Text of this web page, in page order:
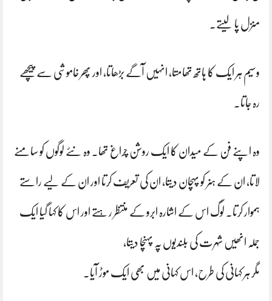
منزل پا لیتے۔
وسیم ہر ایک کا ہاتھ تھامتا، انہیں آگے بڑھاتا، اور پھر خاموشی سے پیچھے
رہ جاتا۔
وہ اپنے فن کے میدان کا ایک روشن چراغ تھا۔ وہ نئے لوگوں کو سامنے
لاتا، ان کے ہنر کو پہچان دیتا، ان کی تعریف کرتا اور ان کے لیے راستے
ہموار کرتا۔ لوگ اس کے اشارہ ابرو کے منتظر رہتے اور اس کا کہا گیا ایک
جملہ انھیں شہرت کی بلندیوں پہ پہنچا دیتا،
مگر ہر کہانی کی طرح، اس کہانی میں بھی ایک موڑ آیا۔